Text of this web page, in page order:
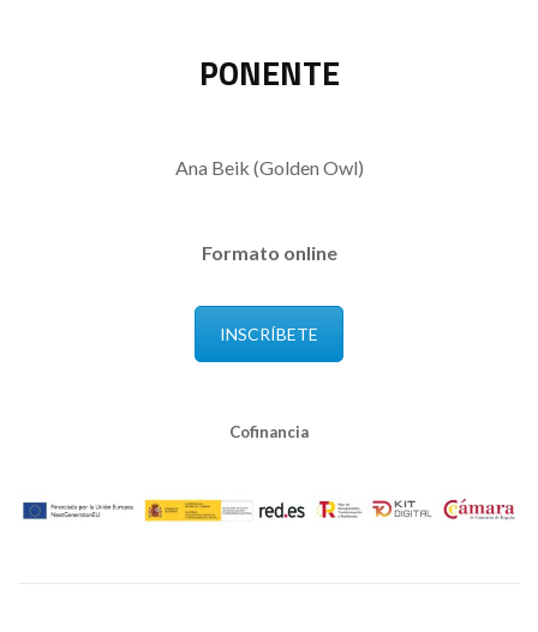
PONENTE
Ana Beik (Golden Owl)
Formato online
INSCRÍBETE
Cofinancia